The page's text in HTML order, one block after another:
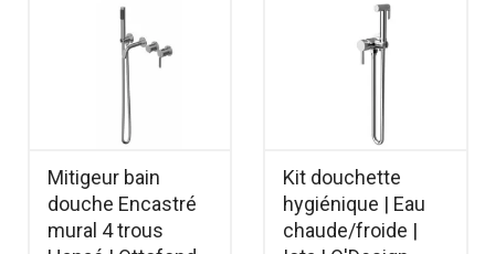
Mitigeur bain
douche Encastré
mural 4 trous
Kit douchette
hygiénique | Eau
chaude/froide |